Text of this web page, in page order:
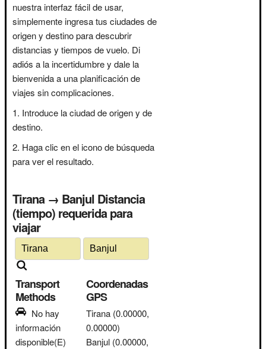
nuestra interfaz fácil de usar,
simplemente ingresa tus ciudades de
origen y destino para descubrir
distancias y tiempos de vuelo. Di
adiós a la incertidumbre y dale la
bienvenida a una planificación de
viajes sin complicaciones.
Introduce la ciudad de origen y de
destino.
Haga clic en el icono de búsqueda
para ver el resultado.
Tirana → Banjul Distancia
(tiempo) requerida para
viajar
Transport
Methods
No hay
información
disponible(E)
Coordenadas
GPS
Tirana (0.00000,
0.00000)
Banjul (0.00000,